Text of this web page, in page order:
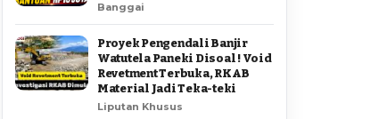
Banggai
Proyek Pengendali Banjir
Watutela Paneki Disoal ! Void
Revetment Terbuka, RKAB
Material Jadi Teka-teki
Liputan Khusus